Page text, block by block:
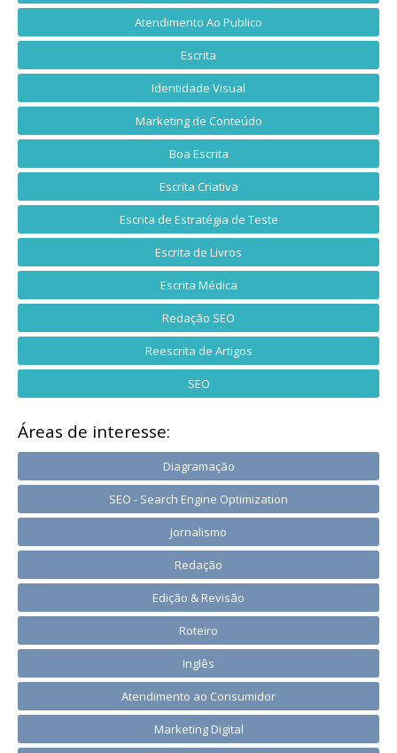
Atendimento Ao Publico
Escrita
Identidade Visual
Marketing de Conteúdo
Boa Escrita
Escrita Criativa
Escrita de Estratégia de Teste
Escrita de Livros
Escrita Médica
Redação SEO
Reescrita de Artigos
SEO
Áreas de interesse:
Diagramação
SEO - Search Engine Optimization
Jornalismo
Redação
Edição & Revisão
Roteiro
Inglês
Atendimento ao Consumidor
Marketing Digital